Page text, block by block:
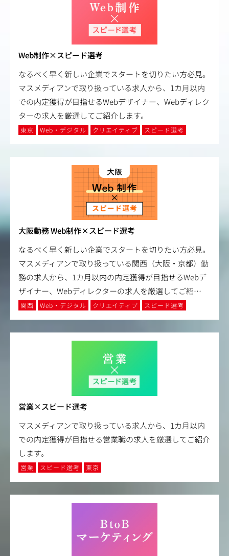
Web制作×スピード選考
なるべく早く新しい企業でスタートを切りたい方必見。
マスメディアンで取り扱っている求人から、1カ月以内
での内定獲得が目指せるWebデザイナー、Webディレク
ターの求人を厳選してご紹介します。
東京 Web・デジタル クリエイティブ スピード選考
大阪勤務 Web制作×スピード選考
なるべく早く新しい企業でスタートを切りたい方必見。
マスメディアンで取り扱っている関西（大阪・京都）勤
務の求人から、1カ月以内の内定獲得が目指せるWebデ
ザイナー、Webディレクターの求人を厳選してご紹…
関西 Web・デジタル クリエイティブ スピード選考
営業×スピード選考
マスメディアンで取り扱っている求人から、1カ月以内
での内定獲得が目指せる営業職の求人を厳選してご紹介
します。
営業 スピード選考 東京